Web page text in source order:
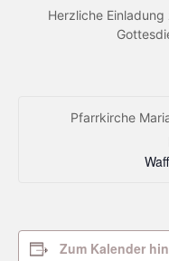
Herzliche
Pfarrkirche
Zum Kalender